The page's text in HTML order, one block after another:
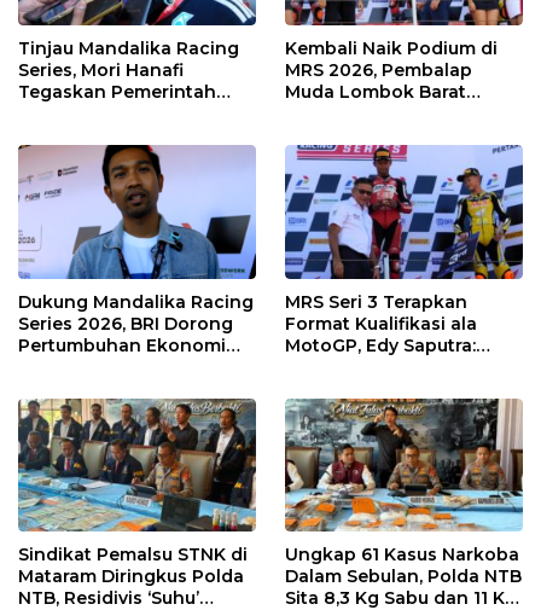
Tinjau Mandalika Racing
Series, Mori Hanafi
Tegaskan Pemerintah
Kembali Naik Podium di
MRS 2026, Pembalap
Muda Lombok Barat
Dukung Mandalika Racing
Series 2026, BRI Dorong
Pertumbuhan Ekonomi
MRS Seri 3 Terapkan
Format Kualifikasi ala
MotoGP, Edy Saputra:
Sindikat Pemalsu STNK di
Mataram Diringkus Polda
NTB, Residivis ‘Suhu’
Ungkap 61 Kasus Narkoba
Dalam Sebulan, Polda NTB
Sita 8,3 Kg Sabu dan 11 Kg